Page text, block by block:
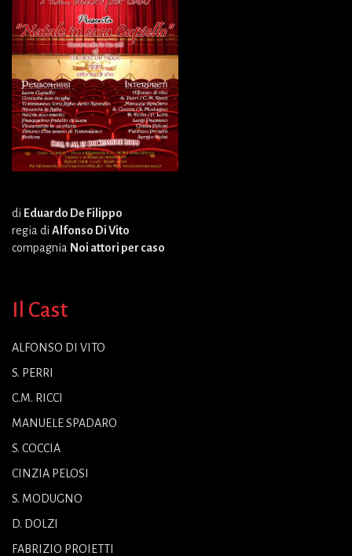
di Eduardo De Filippo
regia di Alfonso Di Vito
compagnia Noi attori per caso
Il Cast
ALFONSO DI VITO
S. PERRI
C.M. RICCI
MANUELE SPADARO
S. COCCIA
CINZIA PELOSI
S. MODUGNO
D. DOLZI
FABRIZIO PROIETTI